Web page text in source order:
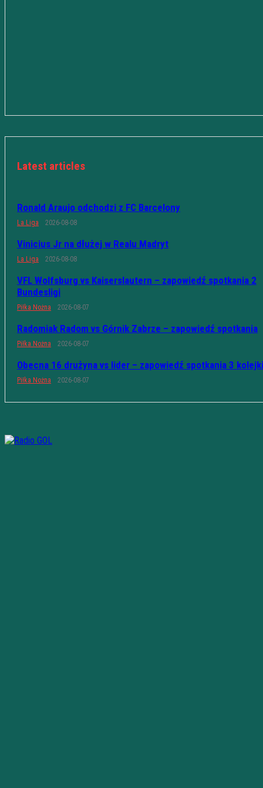
Latest articles
Ronald Araujo odchodzi z FC Barcelony
La Liga 2026-08-08
Vinicius Jr na dłużej w Realu Madryt
La Liga 2026-08-08
VFL Wolfsburg vs Kaiserslautern – zapowiedź spotkania 2
Bundesligi
Piłka Nożna 2026-08-07
Radomiak Radom vs Górnik Zabrze – zapowiedź spotkania
Piłka Nożna 2026-08-07
Obecna 16 drużyna vs lider – zapowiedź spotkania 3 kolejki
Piłka Nożna 2026-08-07